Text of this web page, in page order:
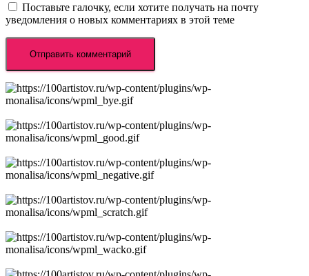
Поставьте галочку, если хотите получать на почту
уведомления о новых комментариях в этой теме